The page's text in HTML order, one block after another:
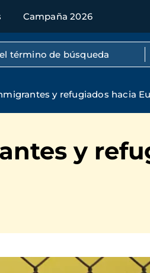
Campaña 2026
por texto completo
y refugiados hacia
y